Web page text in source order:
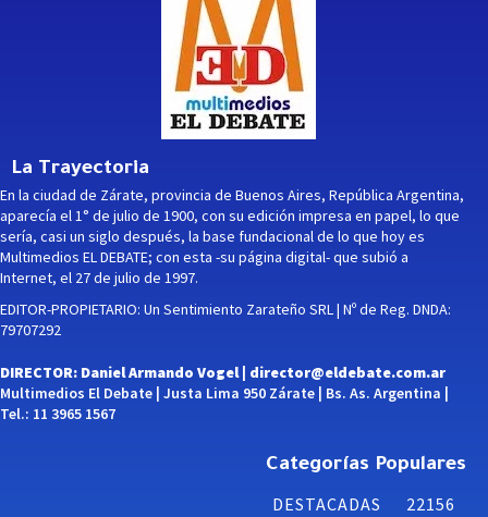
La Trayectoria
En la ciudad de Zárate, provincia de Buenos Aires, República Argentina,
aparecía el 1° de julio de 1900, con su edición impresa en papel, lo que
sería, casi un siglo después, la base fundacional de lo que hoy es
Multimedios EL DEBATE; con esta -su página digital- que subió a
Internet, el 27 de julio de 1997.
EDITOR-PROPIETARIO: Un Sentimiento Zarateño SRL | Nº de Reg. DNDA:
79707292
DIRECTOR: Daniel Armando Vogel | director@eldebate.com.ar
Multimedios El Debate | Justa Lima 950 Zárate | Bs. As. Argentina |
Tel.: 11 3965 1567
Categorías Populares
DESTACADAS
22156